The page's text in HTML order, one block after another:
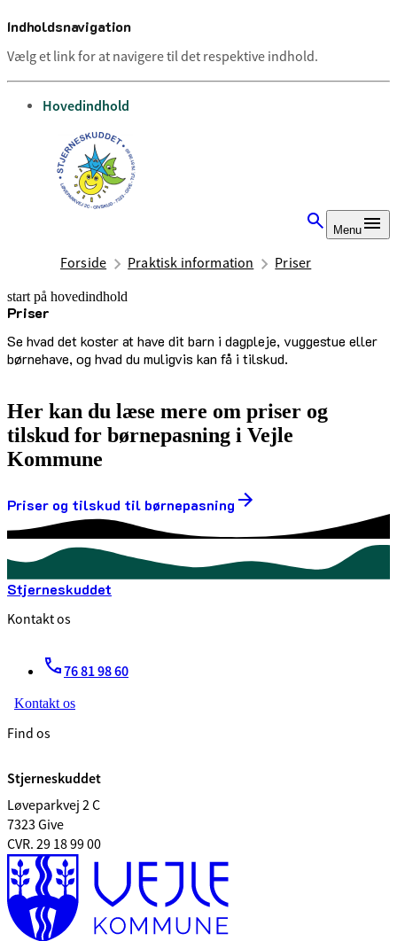
Indholdsnavigation
Vælg et link for at navigere til det respektive indhold.
gå til
Hovedindhold
Menu
Forside Praktisk information Priser
start på hovedindhold
Priser
Se hvad det koster at have dit barn i dagpleje, vuggestue eller
børnehave, og hvad du muligvis kan få i tilskud.
senest opdateret 17. august 2025
Her kan du læse mere om priser og
tilskud for børnepasning i Vejle
Kommune
Priser og tilskud til børnepasning
Stjerneskuddet
Kontakt os
76 81 98 60
Kontakt os
Find os
Stjerneskuddet
Løveparkvej 2 C
7323 Give
CVR. 29 18 99 00